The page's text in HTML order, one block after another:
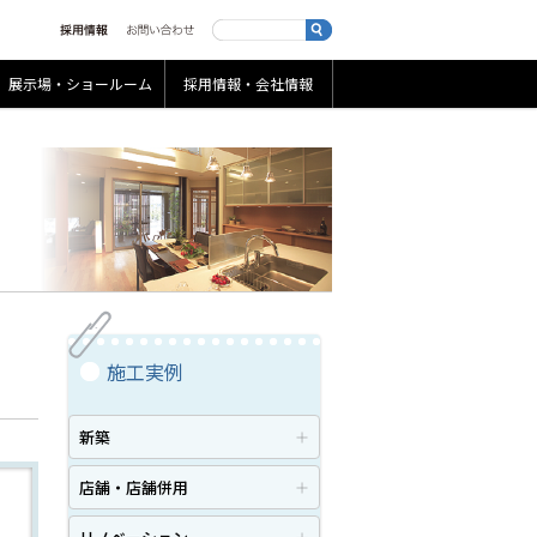
展示場・ショールーム 採用情報・会社情報
施工実例
新築
店舗・店舗併用